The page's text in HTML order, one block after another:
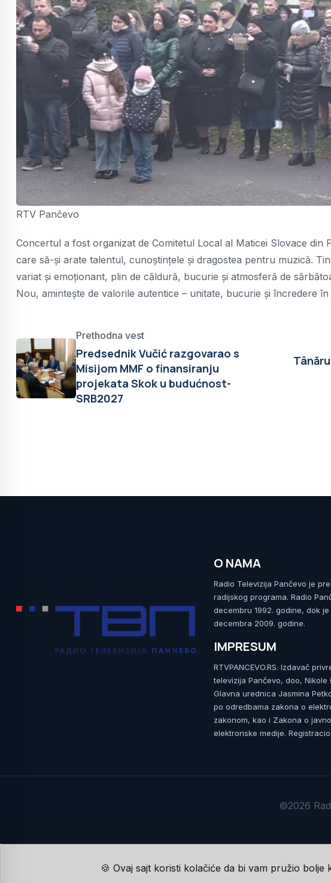
RTV Pančevo
Concertul a fost organizat de Comitetul Local al Maticei Slovace
care să-și arate talentul, cunoștințele și dragostea pentru muzică.
variat și emoționant, plin de căldură, bucurie și atmosferă de
Nou, amintește de valorile autentice – unitate, bucurie și încredere în
Prethodna vest
Predsednik Vučić razgovarao s
Misijom MMF o finansiranju
projekata Skok u budućnost-
SRB2027
O NAMA
Radio Televizija Pančevo je
radijskog programa. Radio
decembru 1992. godine, dok
decembra 2009. godine.
IMPRESUM
RTVPANCEVO.RS. Izdavač
televizija Pančevo, doo,
Glavna urednica Jasmina
po odredbama zakona o
zakonom, kao i Zakona o
elektronske medije.
©2026
🍪 Ovaj sajt koristi kolačiće da bi vam pružio bolje